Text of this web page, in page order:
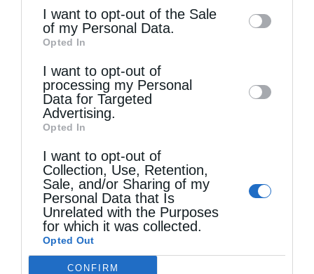
information may also be disclosed by us to
third parties on theIAB’s List of
Downstream Participants
disclose it to other third parties.
I want to opt-out of the Sale
of my Personal Data.
Opted In
I want to opt-out of
processing my Personal
Data for Targeted
Advertising.
Opted In
I want to opt-out of
Collection, Use, Retention,
Sale, and/or Sharing of my
Personal Data that Is
Unrelated with the Purposes
for which it was collected.
Opted Out
CONFIRM
Τελευταία άρθρα
Ιερά Παράκληση προς την Υπεραγία Θεοτόκο στα
Φαβριανά Μονοφατσίου
Θεία Λειτουργία στην Παναγιά Πεδιάδος
Θεία Λειτουργία στο Μασταμπά Ηρακλείου